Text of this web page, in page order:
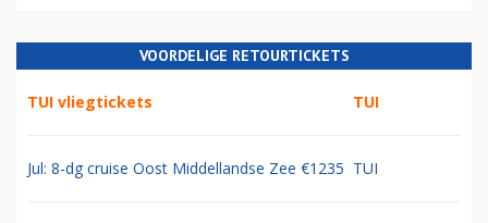
VOORDELIGE RETOURTICKETS
TUI vliegtickets TUI
Jul: 8-dg cruise Oost Middellandse Zee €1235 TUI